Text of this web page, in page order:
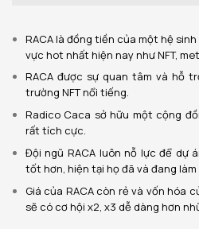
RACA là đồng tiền của một hệ
vực hot nhất hiện nay như NFT,
RACA được sự quan tâm và hỗ
trường NFT nổi tiếng.
Radico Caca sở hữu một cộng
rất tích cực.
Đội ngũ RACA luôn nỗ lực để dự
tốt hơn, hiện tại họ đã và đang
Giá của RACA còn rẻ và vốn hóa
sẽ có cơ hội x2, x3 dễ dàng hơn